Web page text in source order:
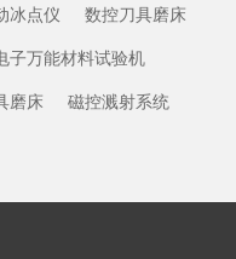
冰点仪 数控刀具磨床
子万能材料试验机
磨床 磁控溅射系统